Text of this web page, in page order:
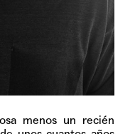
menos un recién